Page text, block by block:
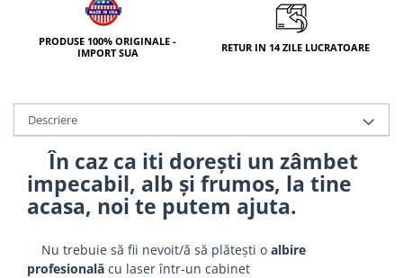
PRODUSE 100% ORIGINALE -
IMPORT SUA
RETUR IN 14 ZILE LUCRATOARE
Descriere
În caz ca iti dorești un zâmbet
impecabil, alb și frumos, la tine
acasa, noi te putem ajuta.
Nu trebuie să fii nevoit/ă să plătești o albire
profesională cu laser într-un cabinet